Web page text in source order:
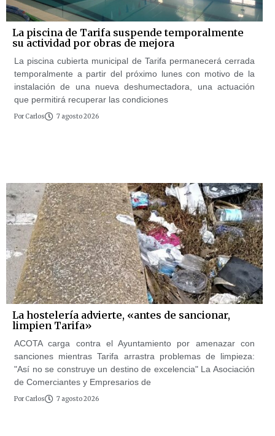
La piscina de Tarifa suspende temporalmente
su actividad por obras de mejora
La piscina cubierta municipal de Tarifa permanecerá cerrada
temporalmente a partir del próximo lunes con motivo de la
instalación de una nueva deshumectadora, una actuación
que permitirá recuperar las condiciones
Por Carlos 7 agosto 2026
La hostelería advierte, «antes de sancionar,
limpien Tarifa»
ACOTA carga contra el Ayuntamiento por amenazar con
sanciones mientras Tarifa arrastra problemas de limpieza:
"Así no se construye un destino de excelencia" La Asociación
de Comerciantes y Empresarios de
Por Carlos 7 agosto 2026